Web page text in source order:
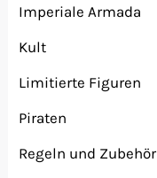
Imperiale Armada
Kult
Limitierte Figuren
Piraten
Regeln und Zubehör